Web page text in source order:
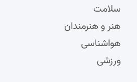
سلامت
هنر و هنرمندان
هواشناسی
ورزشی